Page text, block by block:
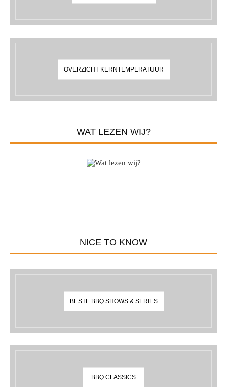
OVERZICHT KERNTEMPERATUUR
WAT LEZEN WIJ?
NICE TO KNOW
BESTE BBQ SHOWS & SERIES
BBQ CLASSICS